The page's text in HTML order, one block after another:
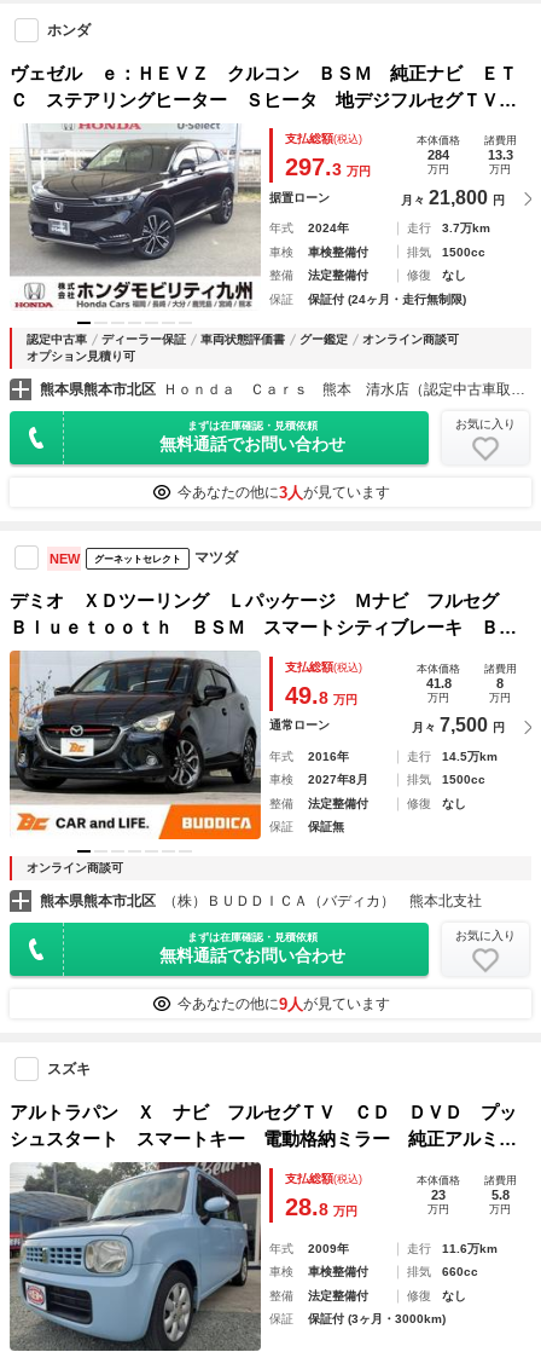
ホンダ
ヴェゼル ｅ：ＨＥＶＺ クルコン ＢＳＭ 純正ナビ ＥＴ
Ｃ ステアリングヒーター Ｓヒータ 地デジフルセグＴＶ
電動テールゲート サイドエアバッグ 後カメラ 前後障害物
センサー 横滑防止装置 エアコン ＬＥＤヘットライト
支払総額(税込)
297.3 万円
本体価格
284
万円
諸費用
13.3
万円
据置ローン 月々 21,800 円
年式 2024年 走行
3.7万km
車検
車検整備付 排気
1500cc
整備
法定整備付 修復
なし
保証
保証付 (24ヶ月・走行無制限)
認定中古車 ディーラー保証 車両状態評価書 グー鑑定
オンライン商談可
オプション見積り可
熊本県熊本市北区 Ｈｏｎｄａ Ｃａｒｓ 熊本 清水店（認定中古車取扱店）
まずは在庫確認・見積依頼
無料通話でお問い合わせ
お気に入り
今あなたの他に3人が見ています
NEW グーネットセレクト マツダ
デミオ ＸＤツーリング Ｌパッケージ Ｍナビ フルセグ
Ｂｌｕｅｔｏｏｔｈ ＢＳＭ スマートシティブレーキ Ｂカ
メラ ＲＣＴＡ クルコン スマートキーＸ２ ＬＥＤヘッ
ド ＨＵＤ シートヒーター 革巻きステア パドルシフト
純ＡＷ ＬＤＡ
支払総額(税込)
49.8 万円
本体価格
41.8
万円
諸費用
8
万円
通常ローン 月々 7,500 円
年式 2016年 走行
14.5万km
車検
2027年8月 排気
1500cc
整備
法定整備付 修復
なし
保証
保証無
オンライン商談可
熊本県熊本市北区 （株）ＢＵＤＤＩＣＡ（バディカ） 熊本北支社
まずは在庫確認・見積依頼
無料通話でお問い合わせ
お気に入り
今あなたの他に9人が見ています
スズキ
アルトラパン Ｘ ナビ フルセグＴＶ ＣＤ ＤＶＤ プッ
シュスタート スマートキー 電動格納ミラー 純正アルミホ
イール ヘッドライトレベライザー
支払総額(税込)
28.8 万円
本体価格
23
万円
諸費用
5.8
万円
年式 2009年 走行
11.6万km
車検
車検整備付 排気
660cc
整備
法定整備付 修復
なし
保証
保証付 (3ヶ月・3000km)